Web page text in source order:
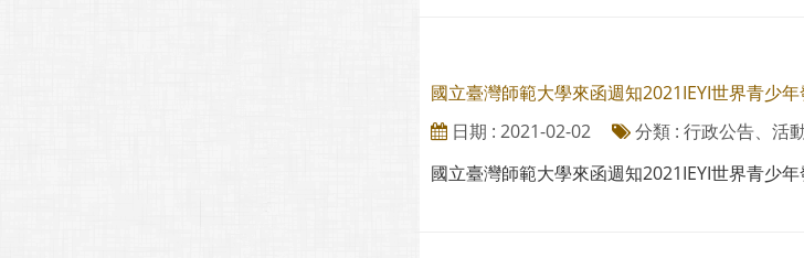
國立臺灣師範大學來函週知2021IEYI世界青少
日期 : 2021-02-02
分類 : 行政公告、活動
國立臺灣師範大學來函週知2021IEYI世界青少